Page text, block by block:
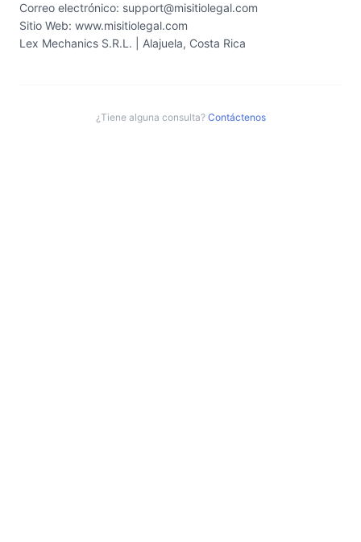
Correo electrónico: support@misitiolegal.com
Sitio Web: www.misitiolegal.com
Lex Mechanics S.R.L. | Alajuela, Costa Rica
¿Tiene alguna consulta? Contáctenos